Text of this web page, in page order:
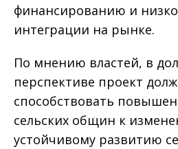
финансированию и
интеграции на рынке.
По мнению властей, в
перспективе проект
способствовать
сельских общин к
устойчивому развитию